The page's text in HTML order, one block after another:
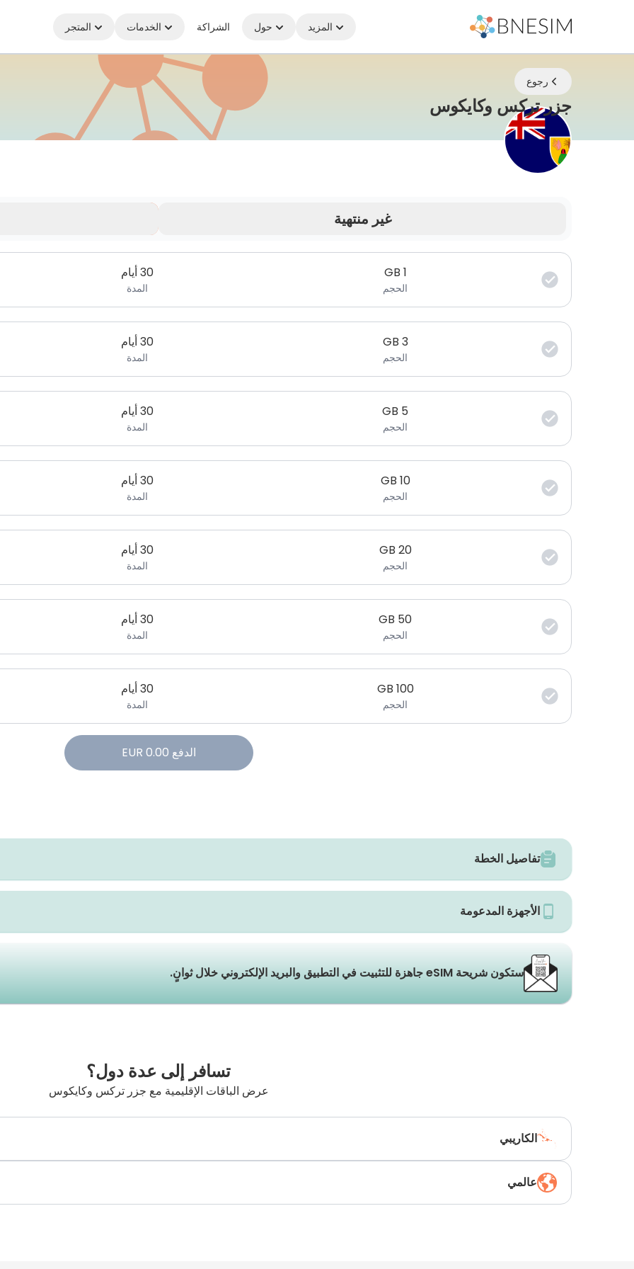
المتجر الخدمات الشراكة حول المزيد
رجوع
جزر تركس وكايكوس
غير منتهية
بياناتك صالحة لفترة محدودة.
1
GB
الحجم
30 أيام
المدة
3
GB
الحجم
30 أيام
المدة
5
GB
الحجم
30 أيام
المدة
10
GB
الحجم
30 أيام
المدة
20
GB
الحجم
30 أيام
المدة
50
GB
الحجم
30 أيام
المدة
100
GB
الحجم
30 أيام
المدة
الدفع 0.00
EUR
تفاصيل الخطة
الأجهزة المدعومة
ستكون شريحة eSIM جاهزة للتثبيت في التطبيق والبريد الإلكتروني خلال ثوانٍ.
تسافر إلى عدة دول؟
عرض الباقات الإقليمية مع جزر تركس وكايكوس
الكاريبي
عالمي